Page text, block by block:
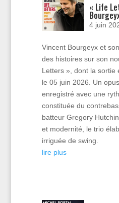
« Life
4 juin
Vincent Bourgeyx et
des histoires sur son
Letters », dont la sortie
le 05 juin 2026. Un
enregistré avec une
constituée du
batteur Gregory
et modernité, le trio
irriguée de swing.
lire plus